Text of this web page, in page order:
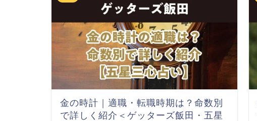
金の時計｜適職・転職時期は？命数別
で詳しく紹介＜ゲッターズ飯田・五星